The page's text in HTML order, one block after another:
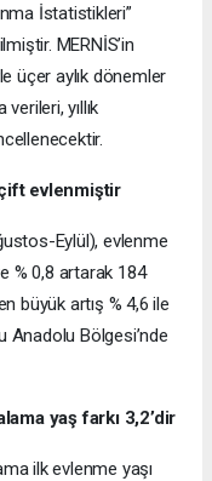
İstatistikleri”
MERNİS’in
üçer aylık dönemler
yıllık
çift evlenmiştir
Eylül), evlenme
% 0,8 artarak 184
büyük artış % 4,6 ile
Anadolu Bölgesi’nde
yaş farkı 3,2’dir
ilk evlenme yaşı